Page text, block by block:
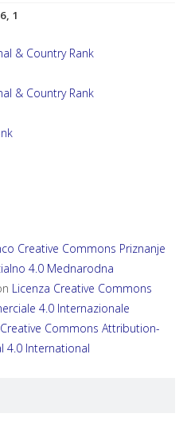
1
ET SOCIOLOGIA 35, 2025, 4
Creative Commons Priznanje
4.0 Mednarodna
Licenza Creative Commons
4.0 Internazionale
Creative Commons Attribution-
4.0 International